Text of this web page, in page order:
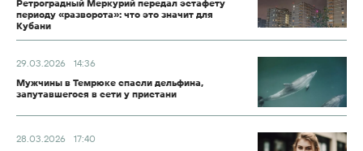
Ретроградный Меркурий передал эстафету
периоду «разворота»: что это значит для
Кубани
29.03.2026
14:36
Мужчины в Темрюке спасли дельфина,
запутавшегося в сети у пристани
28.03.2026
17:40